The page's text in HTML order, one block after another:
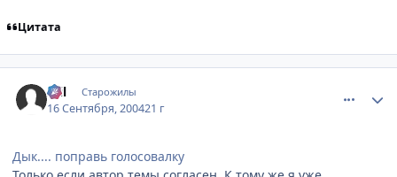
Цитата
Stil Старожилы
16 Сентября, 200421 г
Дык.... поправь голосовалку